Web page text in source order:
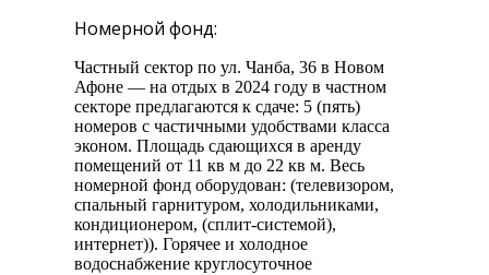
Номерной фонд:
Частный сектор по ул. Чанба, 36 в Новом
Афоне — на отдых в 2024 году в частном
секторе предлагаются к сдаче: 5 (пять)
номеров с частичными удобствами класса
эконом. Площадь сдающихся в аренду
помещений от 11 кв м до 22 кв м. Весь
номерной фонд оборудован: (телевизором,
спальный гарнитуром, холодильниками,
кондиционером, (сплит-системой),
интернет)). Горячее и холодное
водоснабжение круглосуточное